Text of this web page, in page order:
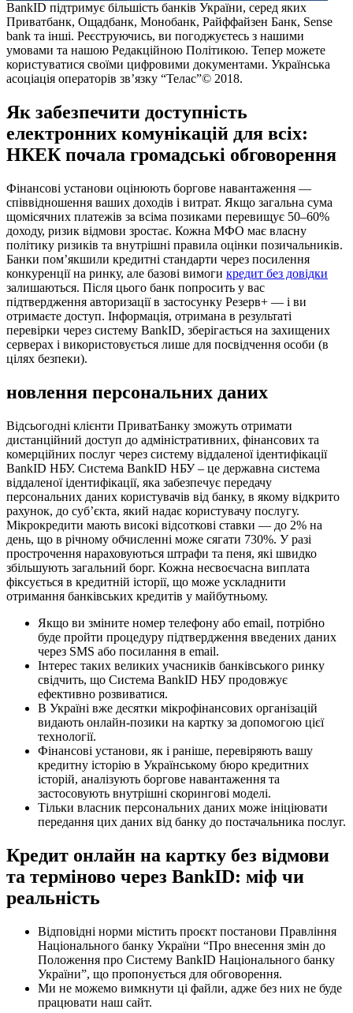
BankID підтримує більшість банків України, серед яких
Приватбанк, Ощадбанк, Монобанк, Райффайзен Банк, Sense
bank та інші. Реєструючись, ви погоджуєтесь з нашими
умовами та нашою Редакційною Політикою. Тепер можете
користуватися своїми цифровими документами. Українська
асоціація операторів зв’язку “Телас”© 2018.
Як забезпечити доступність
електронних комунікацій для всіх:
НКЕК почала громадські обговорення
Фінансові установи оцінюють боргове навантаження —
співвідношення ваших доходів і витрат. Якщо загальна сума
щомісячних платежів за всіма позиками перевищує 50–60%
доходу, ризик відмови зростає. Кожна МФО має власну
політику ризиків та внутрішні правила оцінки позичальників.
Банки пом’якшили кредитні стандарти через посилення
конкуренції на ринку, але базові вимоги кредит без довідки
залишаються. Після цього банк попросить у вас
підтвердження авторизації в застосунку Резерв+ — і ви
отримаєте доступ. Інформація, отримана в результаті
перевірки через систему BankID, зберігається на захищених
серверах і використовується лише для посвідчення особи (в
цілях безпеки).
новлення персональних даних
Відсьогодні клієнти ПриватБанку зможуть отримати
дистанційний доступ до адміністративних, фінансових та
комерційних послуг через систему віддаленої ідентифікації
BankID НБУ. Система BankID НБУ – це державна система
віддаленої ідентифікації, яка забезпечує передачу
персональних даних користувачів від банку, в якому відкрито
рахунок, до суб’єкта, який надає користувачу послугу.
Мікрокредити мають високі відсоткові ставки — до 2% на
день, що в річному обчисленні може сягати 730%. У разі
прострочення нараховуються штрафи та пеня, які швидко
збільшують загальний борг. Кожна несвоєчасна виплата
фіксується в кредитній історії, що може ускладнити
отримання банківських кредитів у майбутньому.
Якщо ви зміните номер телефону або email, потрібно
буде пройти процедуру підтвердження введених даних
через SMS або посилання в email.
Інтерес таких великих учасників банківського ринку
свідчить, що Система BankID НБУ продовжує
ефективно розвиватися.
В Україні вже десятки мікрофінансових організацій
видають онлайн-позики на картку за допомогою цієї
технології.
Фінансові установи, як і раніше, перевіряють вашу
кредитну історію в Українському бюро кредитних
історій, аналізують боргове навантаження та
застосовують внутрішні скорингові моделі.
Тільки власник персональних даних може ініціювати
передання цих даних від банку до постачальника послуг.
Кредит онлайн на картку без відмови
та терміново через BankID: міф чи
реальність
Відповідні норми містить проєкт постанови Правління
Національного банку України “Про внесення змін до
Положення про Систему BankID Національного банку
України”, що пропонується для обговорення.
Ми не можемо вимкнути ці файли, адже без них не буде
працювати наш сайт.